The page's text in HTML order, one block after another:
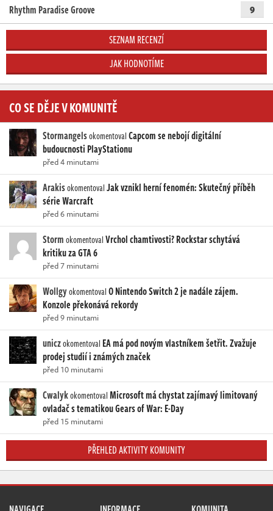
Rhythm Paradise Groove 9
SEZNAM RECENZÍ
JAK HODNOTÍME
CO SE DĚJE V KOMUNITĚ
StormangelsokomentovalCapcom se nebojí digitální
budoucnosti PlayStationu
před 4 minutami
ArakisokomentovalJak vznikl herní fenomén: Skutečný příběh
série Warcraft
před 6 minutami
StormokomentovalVrchol chamtivosti? Rockstar schytává
kritiku za GTA 6
před 7 minutami
WollgyokomentovalO Nintendo Switch 2 je nadále zájem.
Konzole překonává rekordy
před 9 minutami
uniczokomentoval EA má pod novým vlastníkem šetřit. Zvažuje
prodej studií i známých značek
před 10 minutami
CwalykokomentovalMicrosoft má chystat zajímavý limitovaný
ovladač s tematikou Gears of War: E-Day
před 15 minutami
PŘEHLED AKTIVITY KOMUNITY